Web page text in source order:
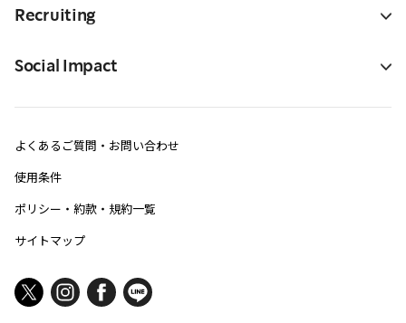
Recruiting
Social Impact
よくあるご質問・お問い合わせ
使用条件
ポリシー・約款・規約一覧
サイトマップ